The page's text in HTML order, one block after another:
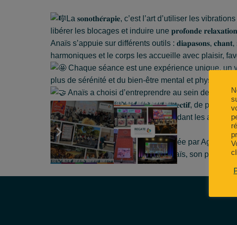
La 𝐬𝐨𝐧𝐨𝐭𝐡𝐞́𝐫𝐚𝐩𝐢𝐞, c’est l’art d’utiliser les
libérer les blocages et induire une 𝐩𝐫𝐨𝐟𝐨𝐧𝐝𝐞
Anaïs s’appuie sur différents outils : 𝐝𝐢𝐚𝐩𝐚𝐬𝐨𝐧𝐬,
harmoniques et le corps les accueille avec plaisir,
Chaque séance est une expérience unique,
plus de sérénité et du bien-être mental et physique.
Anaïs a choisi d’entreprendre au sein de la
bénéficier d’un 𝐚𝐜𝐜𝐨𝐦𝐩𝐚𝐠𝐧𝐞𝐦𝐞𝐧𝐭 𝐜𝐨𝐥𝐥𝐞𝐜𝐭𝐢𝐟, de
développent leur activité, tout en gardant les
et 𝐬𝐨𝐥𝐢𝐝𝐚𝐫𝐢𝐭𝐞́ !
Dans cette pastille sonore réalisée parAgnes
𝐑𝐄𝐆𝐀𝐓𝐄) découvrez l’univers d’Anaïs, son parcours